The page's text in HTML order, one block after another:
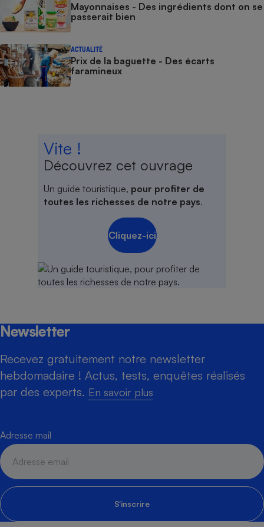
Mayonnaises - Des ingrédients dont on se
passerait bien
ACTUALITÉ
Prix de la baguette - Des écarts
faramineux
Vite !
Découvrez cet ouvrage
Un guide touristique, pour profiter de
toutes les richesses de notre pays.
Cliquez-ici
Newsletter
Recevez gratuitement notre newsletter
hebdomadaire ! Actus, tests, enquêtes réalisés
par des experts. En savoir plus
Adresse mail
S'inscrire